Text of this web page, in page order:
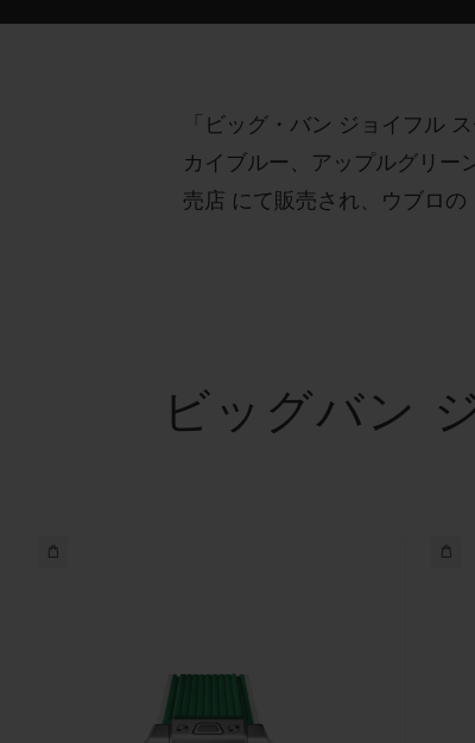
「ビッグ・バン ジョイフル
カイブルー、アップルグリ
売店 にて販売され、ウブロ
ビッグバン